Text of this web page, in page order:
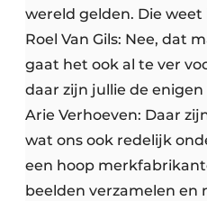
wereld gelden. Die
Roel Van Gils: Nee, dat
gaat het ook al te ver
daar zijn jullie de enigen
Arie Verhoeven: Daar
wat ons ook redelijk
een hoop
beelden verzamelen en